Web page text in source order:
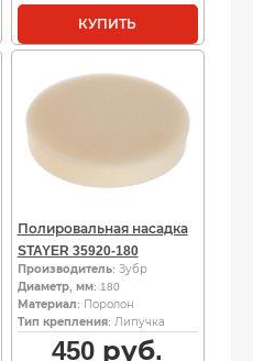
КУПИТЬ
Полировальная насадка
STAYER 35920-180
Производитель: Зубр
Диаметр, мм: 180
Материал: Поролон
Тип крепления: Липучка
450 руб.